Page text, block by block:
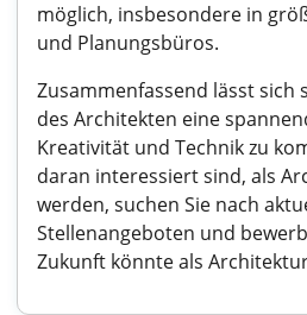
möglich, insbesondere in
und Planungsbüros.
Zusammenfassend lässt sich
des Architekten eine
Kreativität und Technik zu
daran interessiert sind, als
werden, suchen Sie nach
Stellenangeboten und
Zukunft könnte als